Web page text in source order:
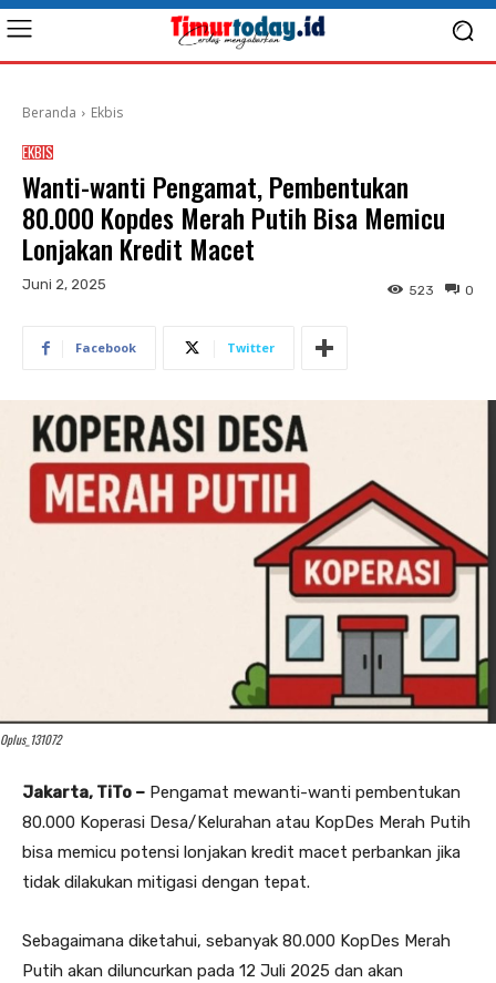
Beranda Ekbis
EKBIS
Wanti-wanti Pengamat, Pembentukan
80.000 Kopdes Merah Putih Bisa Memicu
Lonjakan Kredit Macet
Juni 2, 2025 0
523
Facebook Twitter
Oplus_131072
Jakarta, TiTo – Pengamat mewanti-wanti pembentukan
80.000 Koperasi Desa/Kelurahan atau KopDes Merah Putih
bisa memicu potensi lonjakan kredit macet perbankan jika
tidak dilakukan mitigasi dengan tepat.
Sebagaimana diketahui, sebanyak 80.000 KopDes Merah
Putih akan diluncurkan pada 12 Juli 2025 dan akan